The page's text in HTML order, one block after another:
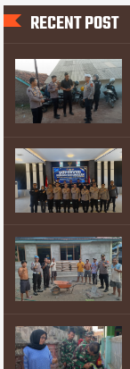
RECENT POST